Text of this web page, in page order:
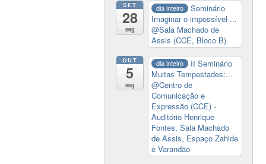
SET
28
seg
dia inteiro
Seminário
Imaginar o impossível ...
@Sala Machado de
Assis (CCE, Bloco B)
OUT
5
seg
dia inteiro
II Seminário
Muitas Tempestades:...
@Centro de
Comunicação e
Expressão (CCE) -
Auditório Henrique
Fontes, Sala Machado
de Assis, Espaço Zahide
e Varandão